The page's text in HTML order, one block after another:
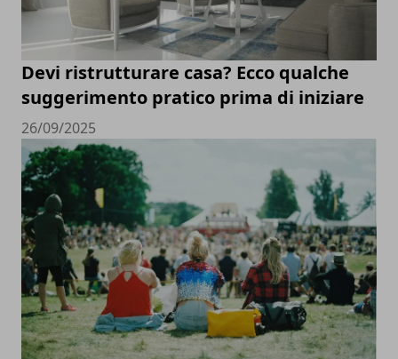
Devi ristrutturare casa? Ecco qualche
suggerimento pratico prima di iniziare
26/09/2025